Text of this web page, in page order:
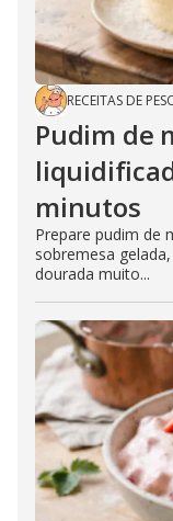
RECEITAS DE
Pudim de
minutos
Prepare pudim de
sobremesa
dourada muito...